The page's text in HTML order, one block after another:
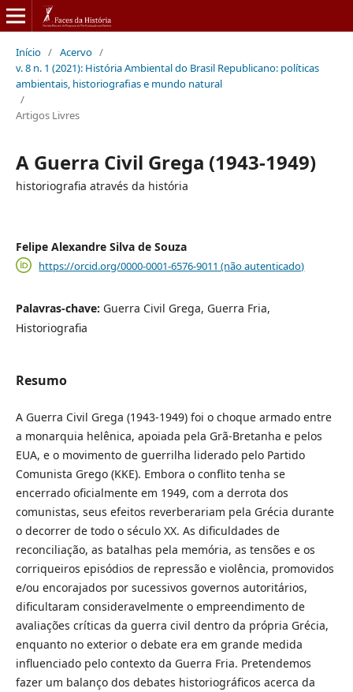
Início / Acervo /
v. 8 n. 1 (2021): História Ambiental do Brasil Republicano: políticas
ambientais, historiografias e mundo natural
/
Artigos Livres
A Guerra Civil Grega (1943-1949)
historiografia através da história
Felipe Alexandre Silva de Souza
https://orcid.org/0000-0001-6576-9011 (não autenticado)
Palavras-chave: Guerra Civil Grega, Guerra Fria,
Historiografia
Resumo
A Guerra Civil Grega (1943-1949) foi o choque armado entre
a monarquia helênica, apoiada pela Grã-Bretanha e pelos
EUA, e o movimento de guerrilha liderado pelo Partido
Comunista Grego (KKE). Embora o conflito tenha se
encerrado oficialmente em 1949, com a derrota dos
comunistas, seus efeitos reverberariam pela Grécia durante
o decorrer de todo o século XX. As dificuldades de
reconciliação, as batalhas pela memória, as tensões e os
corriqueiros episódios de repressão e violência, promovidos
e/ou encorajados por sucessivos governos autoritários,
dificultaram consideravelmente o empreendimento de
avaliações críticas da guerra civil dentro da própria Grécia,
enquanto no exterior o debate era em grande medida
influenciado pelo contexto da Guerra Fria. Pretendemos
fazer um balanço dos debates historiográficos acerca da